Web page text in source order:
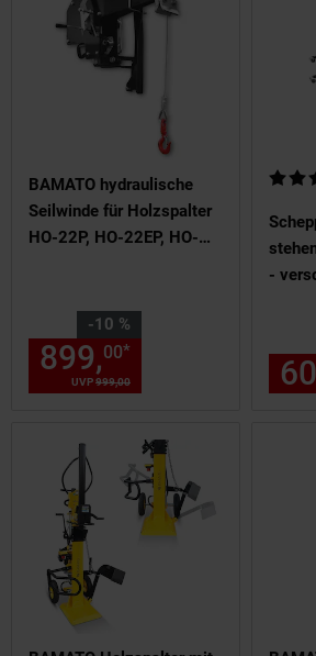
BAMATO hydraulische
Seilwinde für Holzspalter
HO-22P, HO-22EP, HO-
-10 %
Sie Sparen 10 Prozent,
UVP999,00
899,00* Aktueller
-